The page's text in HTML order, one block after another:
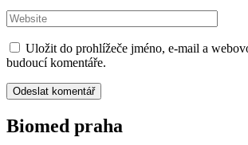
Uložit do prohlížeče jméno, e-mail a
budoucí komentáře.
Biomed praha